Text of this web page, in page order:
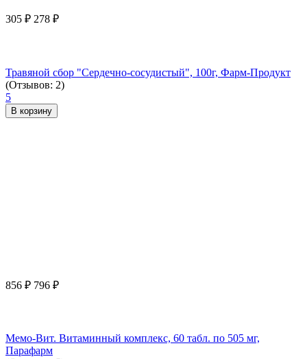
305 ₽ 278 ₽
Травяной сбор "Сердечно-сосудистый", 100г, Фарм-Продукт
(Отзывов: 2)
5
В корзину
856 ₽ 796 ₽
Мемо-Вит. Витаминный комплекс, 60 табл. по 505 мг,
Парафарм